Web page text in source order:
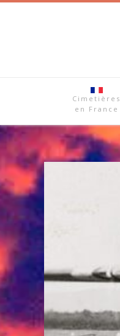
Cimetières
en France